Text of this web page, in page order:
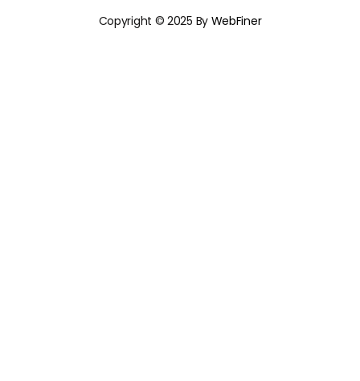
Copyright © 2025 By WebFiner